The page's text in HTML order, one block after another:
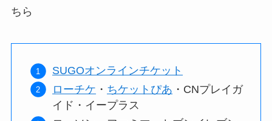
ちら
SUGOオンラインチケット
ローチケ ・ ちケットぴあ ・CNプレイガ
イド・イープラス